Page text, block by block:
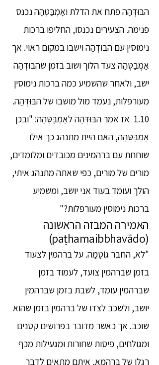
הבּוּדְּהַה פתח את הדלת ואַמְבַּטְּהַה נכנס
פנימה. הצעירים נכנסו, החליפו ברכות
נימוסין עם הבּוּדְּהַה וישבו במקום ראוי. אך
אַמְבַּטְּהַה צעד הלוך ושוב בזמן שהבּוּדְּהַה
ישב, ולאחר שהשמיע כמה ברכות נימוסין
מעורפלות, נעמד מול מושבו של הבּוּדְּהַה.
1.10 אז אמר הבּוּדְּהַה לאַמְבַּטְּהַה: "ובכן
אַמְבַּטְּהַה, האם היית מתנהג כך אילו
שוחחת עם ברהמינים מכובדים ומלומדים,
מורים של מורים, כפי שאתה מתנהג איתי,
הולך ועומד בעוד אני יושב, ומשמיע
ברכות נימוסין מעורפלות?"
האמירה המבזה הראשונה
(paṭhamaibbhavādo)
"לא, החבר גוֹטַמַה. על ברהמין לצעוד
בזמן שברהמין צועד, לעמוד בזמן
שברהמין עומד, לשבת בזמן שברהמין
יושב, ולשכב לצדו של ברהמין בזמן שהוא
שוכב. אך כאשר מדובר בפרושים קטנים
ומגולחים, פיסות שחורות ומגעילות מכף
רגלו של בְּרַהְמָא, איתם מתאים לדבר